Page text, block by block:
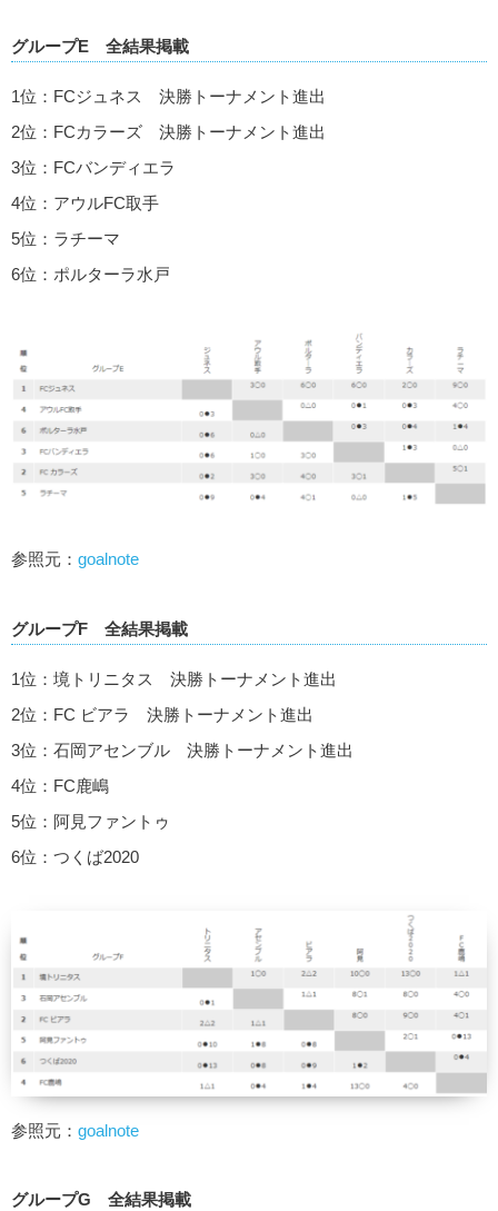
グループE 全結果掲載
1位：FCジュネス 決勝トーナメント進出
2位：FCカラーズ 決勝トーナメント進出
3位：FCバンディエラ
4位：アウルFC取手
5位：ラチーマ
6位：ポルターラ水戸
参照元： goalnote
グループF 全結果掲載
1位：境トリニタス 決勝トーナメント進出
2位：FC ビアラ 決勝トーナメント進出
3位：石岡アセンブル 決勝トーナメント進出
4位：FC鹿嶋
5位：阿見ファントゥ
6位：つくば2020
参照元： goalnote
グループG 全結果掲載